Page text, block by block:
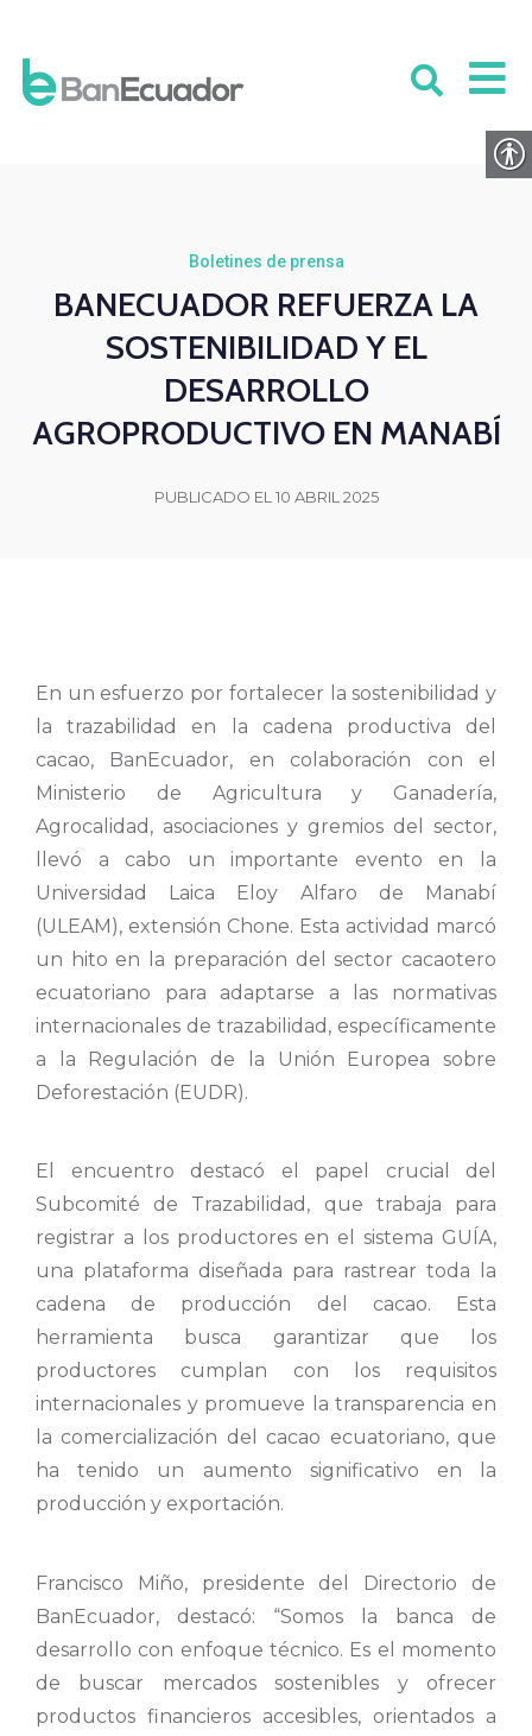
Boletines de prensa
BANECUADOR REFUERZA LA
SOSTENIBILIDAD Y EL
DESARROLLO
AGROPRODUCTIVO EN MANABÍ
PUBLICADO EL 10 ABRIL 2025
En un esfuerzo por fortalecer la sostenibilidad y
la trazabilidad en la cadena productiva del
cacao, BanEcuador, en colaboración con el
Ministerio de Agricultura y Ganadería,
Agrocalidad, asociaciones y gremios del sector,
llevó a cabo un importante evento en la
Universidad Laica Eloy Alfaro de Manabí
(ULEAM), extensión Chone. Esta actividad marcó
un hito en la preparación del sector cacaotero
ecuatoriano para adaptarse a las normativas
internacionales de trazabilidad, específicamente
a la Regulación de la Unión Europea sobre
Deforestación (EUDR).
El encuentro destacó el papel crucial del
Subcomité de Trazabilidad, que trabaja para
registrar a los productores en el sistema GUÍA,
una plataforma diseñada para rastrear toda la
cadena de producción del cacao. Esta
herramienta busca garantizar que los
productores cumplan con los requisitos
internacionales y promueve la transparencia en
la comercialización del cacao ecuatoriano, que
ha tenido un aumento significativo en la
producción y exportación.
Francisco Miño, presidente del Directorio de
BanEcuador, destacó: “Somos la banca de
desarrollo con enfoque técnico. Es el momento
de buscar mercados sostenibles y ofrecer
productos financieros accesibles, orientados a